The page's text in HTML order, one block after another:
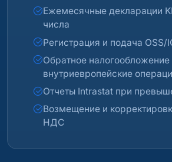
Ежемесячные декларации
числа
Регистрация и подача OSS/
Обратное налогообложение
внутриевропейские
Отчеты Intrastat при
Возмещение и
НДС